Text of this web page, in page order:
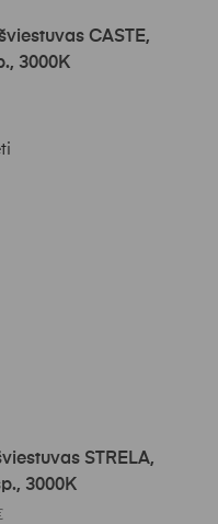
CASTE,
3000K
STRELA,
3000K